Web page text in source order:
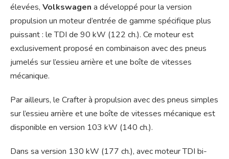
élevées, Volkswagen a développé pour la version
propulsion un moteur d’entrée de gamme spécifique plus
puissant : le TDI de 90 kW (122 ch.). Ce moteur est
exclusivement proposé en combinaison avec des pneus
jumelés sur l’essieu arrière et une boîte de vitesses
mécanique.
Par ailleurs, le Crafter à propulsion avec des pneus simples
sur l’essieu arrière et une boîte de vitesses mécanique est
disponible en version 103 kW (140 ch.).
Dans sa version 130 kW (177 ch.), avec moteur TDI bi-